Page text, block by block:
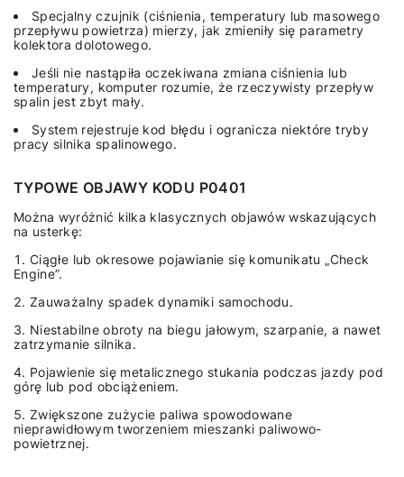
Specjalny czujnik (ciśnienia, temperatury lub masowego
przepływu powietrza) mierzy, jak zmieniły się parametry
kolektora dolotowego.
Jeśli nie nastąpiła oczekiwana zmiana ciśnienia lub
temperatury, komputer rozumie, że rzeczywisty przepływ
spalin jest zbyt mały.
System rejestruje kod błędu i ogranicza niektóre tryby
pracy silnika spalinowego.
TYPOWE OBJAWY KODU P0401
Można wyróżnić kilka klasycznych objawów wskazujących
na usterkę:
Ciągłe lub okresowe pojawianie się komunikatu „Check
Engine”.
Zauważalny spadek dynamiki samochodu.
Niestabilne obroty na biegu jałowym, szarpanie, a nawet
zatrzymanie silnika.
Pojawienie się metalicznego stukania podczas jazdy pod
górę lub pod obciążeniem.
Zwiększone zużycie paliwa spowodowane
nieprawidłowym tworzeniem mieszanki paliwowo-
powietrznej.